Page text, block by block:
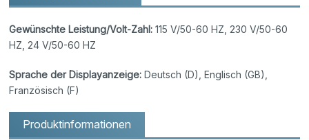
Gewünschte Leistung/Volt-Zahl: 115 V/50-60 HZ, 230 V/50-60
HZ, 24 V/50-60 HZ
Sprache der Displayanzeige: Deutsch (D), Englisch (GB),
Französisch (F)
Produktinformationen